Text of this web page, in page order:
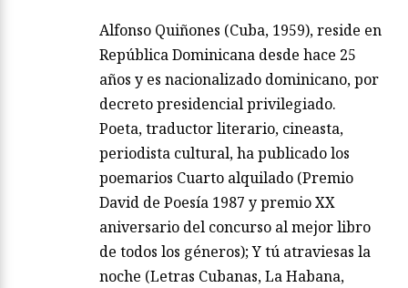
Alfonso Quiñones (Cuba, 1959), reside en
República Dominicana desde hace 25
años y es nacionalizado dominicano, por
decreto presidencial privilegiado.
Poeta, traductor literario, cineasta,
periodista cultural, ha publicado los
poemarios Cuarto alquilado (Premio
David de Poesía 1987 y premio XX
aniversario del concurso al mejor libro
de todos los géneros); Y tú atraviesas la
noche (Letras Cubanas, La Habana,